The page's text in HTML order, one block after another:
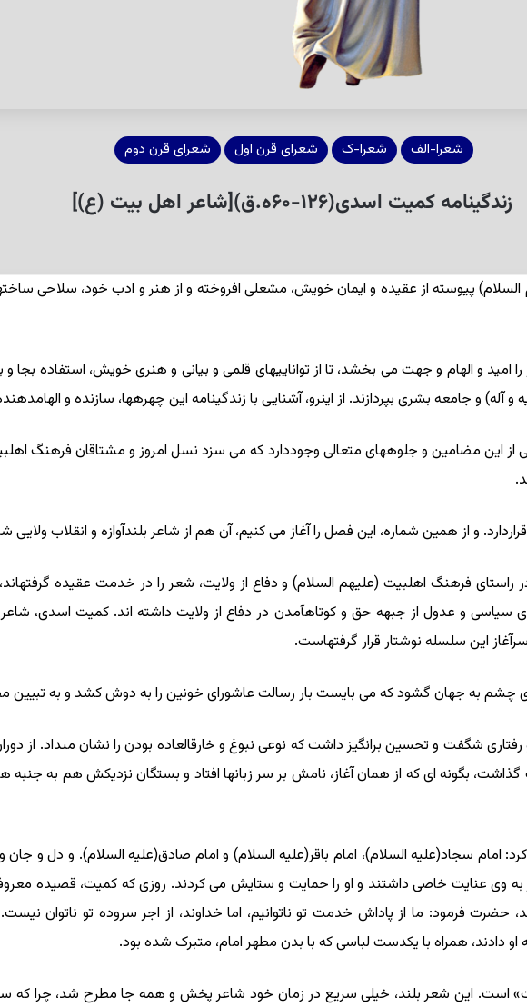
شعرا-الف شعرا-ک شعرای قرن اول شعرای قرن دوم
زندگینامه کمیت اسدى(۱۲۶-۶۰ه.ق)[شاعر اهل بیت (ع)]
پیوسته از عقیده و ایمان خویش، مشعلى افروخته و از هنر و ادب خود، سلاحى
امید و الهام و جهت مى‏ بخشد، تا از تواناییهاى قلمى و بیانى و هنرى خویش، استفاده بجا
و جامعه بشرى بپردازند. از این‏رو، آشنایى با زندگینامه این چهره‏ها، سازنده و
از این مضامین و جلوه‏هاى متعالى وجوددارد که مى ‏سزد نسل امروز و مشتاقان فرهنگ
و از همین شماره، این فصل را آغاز مى ‏کنیم، آن هم از شاعر بلندآوازه و انقلاب
فرهنگ اهل‏بیت (علیهم السلام) و دفاع از ولایت، شعر را در خدمت عقیده گرفته‏اند،
سیاسى و عدول از جبهه حق و کوتاه‏آمدن در دفاع از ولایت داشته‏ اند. کمیت اسدى،
این سلسله نوشتار قرار گرفته‏است.
شگفت و تحسین‏ برانگیز داشت که نوعى نبوغ و خارق‏العاده ‏بودن را نشان مى‏داد. از دوران
بگونه ‏اى که از همان آغاز، نامش بر سر زبانها افتاد و بستگان نزدیکش هم به جنبه‏
امام سجاد(علیه السلام)، امام باقر(علیه السلام) و امام صادق(علیه السلام). و دل و
به وى عنایت ‏خاصى داشتند و او را حمایت و ستایش مى ‏کردند. روزى که کمیت، قصیده
حضرت فرمود: ما از پاداش خدمت تو ناتوانیم، اما خداوند، از اجر سروده تو ناتوان
او دادند، همراه با یک‏دست لباسى که با بدن مطهر امام، متبرک شده ‏بود.
است. این شعر بلند، خیلى سریع در زمان خود شاعر پخش و همه‏ جا مطرح شد، چرا که